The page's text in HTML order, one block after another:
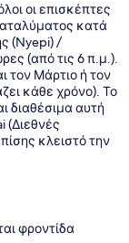
οι επισκέπτες
κατά
(Nyepi) /
(από τις 6 π.μ.).
τον Μάρτιο ή τον
κάθε χρόνο). Το
διαθέσιμα αυτή
(Διεθνές
κλειστό την
φροντίδα